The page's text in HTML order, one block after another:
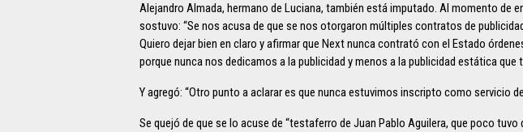
Alejandro Almada, hermano de Luciana, también está imputado. Al momento de
sostuvo: “Se nos acusa de que se nos otorgaron múltiples contratos de
Quiero dejar bien en claro y afirmar que Next nunca contrató con el Estado
porque nunca nos dedicamos a la publicidad y menos a la publicidad estática que
Y agregó: “Otro punto a aclarar es que nunca estuvimos inscripto como servicio
Se quejó de que se lo acuse de “testaferro de Juan Pablo Aguilera, que poco tuvo